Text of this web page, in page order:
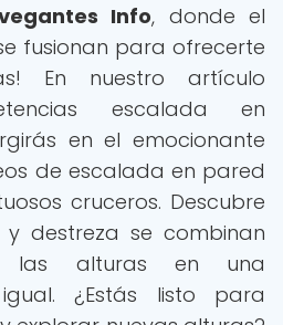
Info, donde el
fusionan para ofrecerte
En nuestro artículo
escalada en
en el emocionante
de escalada en pared
cruceros. Descubre
destreza se combinan
las alturas en una
¿Estás listo para